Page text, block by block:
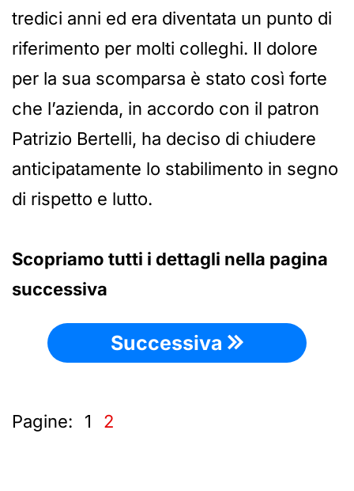
tredici anni ed era diventata un punto di
riferimento per molti colleghi. Il dolore
per la sua scomparsa è stato così forte
che l’azienda, in accordo con il patron
Patrizio Bertelli, ha deciso di chiudere
anticipatamente lo stabilimento in segno
di rispetto e lutto.
Scopriamo tutti i dettagli nella pagina
successiva
Successiva
Pagine: 1 2